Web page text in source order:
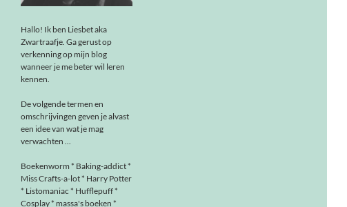
Hallo! Ik ben Liesbet aka
Zwartraafje. Ga gerust op
verkenning op mijn blog
wanneer je me beter wil leren
kennen.
De volgende termen en
omschrijvingen geven je alvast
een idee van wat je mag
verwachten ...
Boekenworm * Baking-addict *
Miss Crafts-a-lot * Harry Potter
* Listomaniac * Hufflepuff *
Cosplay * massa's boeken *